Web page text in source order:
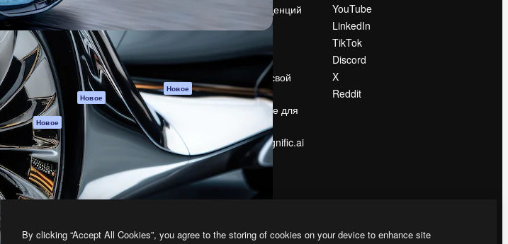
Генератор видео
ИИ
Генератор голоса
на основе ИИ
Стоковый контент
MCP для
Claude/ChatGPT
Новое
Агенты Новое
Мобильное
приложение
Все инструменты
Magnific
Условия и
положения
Политика
конфиденциальности
Оригиналы Новое
Политика файлов
cookie
Центр доверия
Партнеры
Предприятие
Поиск тенденций
События
Slidesgo
Продайте свой
контент
Помещение для
Ищете magnific.ai
YouTube
LinkedIn
TikTok
Discord
X
Reddit
By clicking “Accept All Cookies”, you agree to the storing of cookies on your device to enhance site